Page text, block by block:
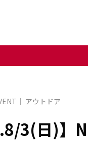
アウトドア
3(日)】